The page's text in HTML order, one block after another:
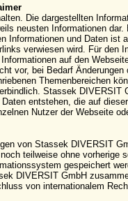
Die dargestellten
neusten Informationen
Informationen und Daten ist
verwiesen wird. Für den
auf den
vor, bei Bedarf
Themenbereichen
Stassek DIVERSIT
Daten entstehen, die auf
Nutzer der Webseite
von Stassek DIVERSIT
teilweise ohne vorherige
gespeichert
DIVERSIT GmbH
von internationalem